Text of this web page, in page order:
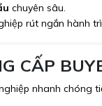
chuyên sâu.
rút ngắn hành
CẤP
nhanh chóng